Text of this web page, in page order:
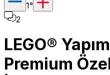
1°
2
LEGO®
Premium